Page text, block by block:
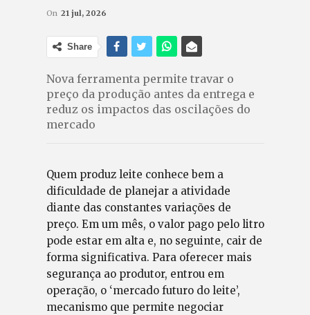
On 21 jul, 2026
Share
Nova ferramenta permite travar o
preço da produção antes da entrega e
reduz os impactos das oscilações do
mercado
Quem produz leite conhece bem a
dificuldade de planejar a atividade
diante das constantes variações de
preço. Em um mês, o valor pago pelo litro
pode estar em alta e, no seguinte, cair de
forma significativa. Para oferecer mais
segurança ao produtor, entrou em
operação, o ‘mercado futuro do leite’,
mecanismo que permite negociar